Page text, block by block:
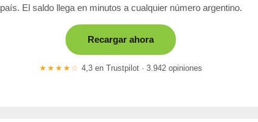
país. El saldo llega en minutos a cualquier número argentino.
Recargar ahora
★★★★☆ 4,3 en Trustpilot · 3.942 opiniones